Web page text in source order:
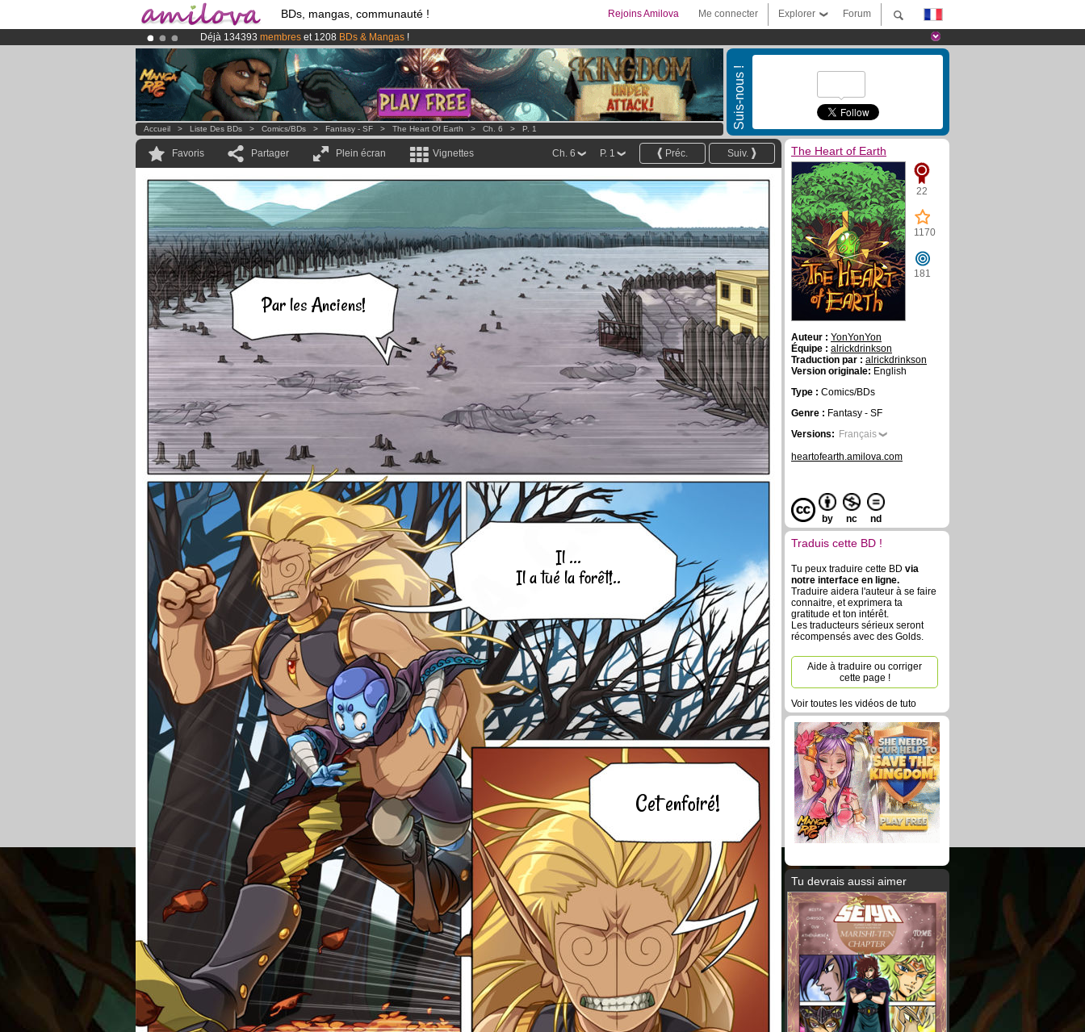
BDs, mangas, communauté ! Forum
Explorer
Me connecter
Rejoins Amilova
Déjà 134393 membres et 1208 BDs & Mangas !
Abonnement premium: à partir de3.95 eurospar mois !Clique ici pour t'abonner
LeKickstarter Amilova est désormais lancé
Suis-nous !
Accueil > Liste Des BDs > Comics/BDs > Fantasy - SF > The Heart Of Earth > Ch. 6 > P. 1
Favoris Partager Plein écran Vignettes Suiv.
Préc.
P. 1
Ch. 6
Par les Anciens!
Il ...
Il a tué la forêt!..
Cet enfoiré!
The Heart of Earth
22
1170
181
Auteur : YonYonYon
Équipe : alrickdrinkson
Traduction par : alrickdrinkson
Version originale: English
Type : Comics/BDs
Genre : Fantasy - SF
Versions: Français
heartofearth.amilova.com
by nc nd
Traduis cette BD !
Tu peux traduire cette BD via
notre interface en ligne.
Traduire aidera l'auteur à se faire
connaitre, et exprimera ta
gratitude et ton intérêt.
Les traducteurs sérieux seront
récompensés avec des Golds.
Aide à traduire ou corriger
cette page !
Voir toutes les vidéos de tuto
Tu devrais aussi aimer